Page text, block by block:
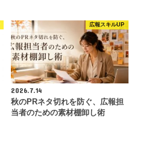
広報スキルUP
2026.7.14
秋のPRネタ切れを防ぐ、広報担
当者のための素材棚卸し術